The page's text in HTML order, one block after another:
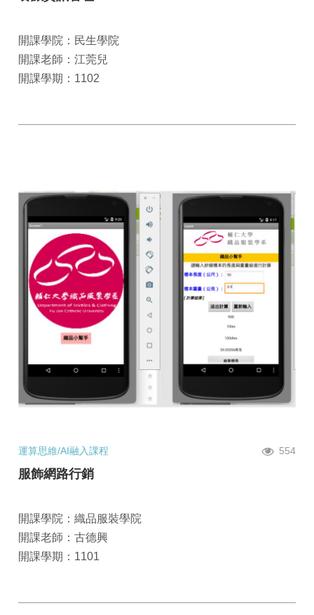
開課學院：民生學院
開課老師：江莞兒
開課學期：1102
運算思維/AI融入課程 554
服飾網路行銷
開課學院：織品服裝學院
開課老師：古德興
開課學期：1101